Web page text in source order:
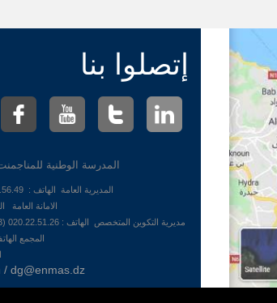
إتصلوا بنا
المدرسة الوطنية
المديرية العامة الهاتف : 020.22.56.49 (213) الفاكس : 020.22.56.13 (213)
الامانة العامة الهاتف :
مديرية التكوين المتخصص الهاتف : 020.22.51.26 (213) مديرية التكوين المتواصل الهاتف : 020.22.55.63 (213)
المجمع الهاتفي :
dg@enmas.dz